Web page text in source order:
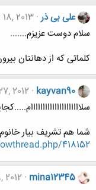
علی بی ذر 2013
سلام دوست عزیزم.......
کلماتی که از دهانتان
kayvan90
2012
شما هم تشريف بيار
418152
mina12345
2012